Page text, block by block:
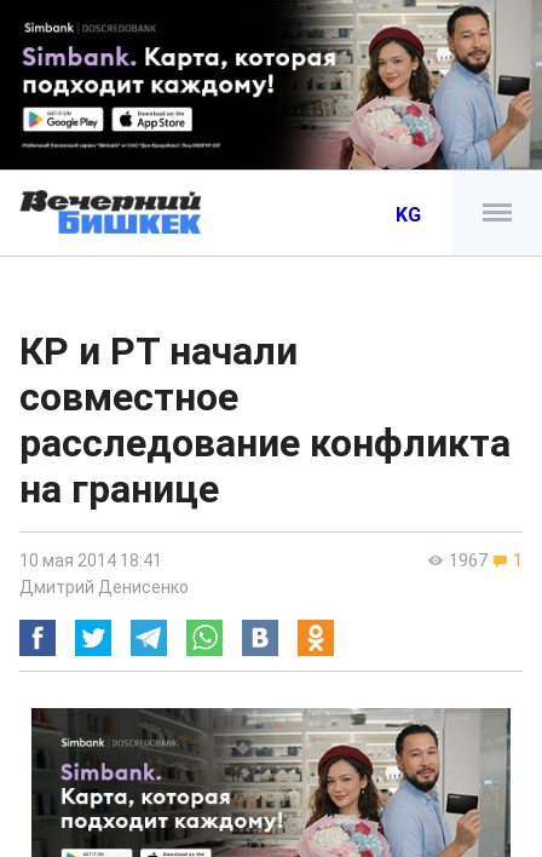
KG
КР и РТ начали
совместное
расследование конфликта
на границе
1967 1
10 мая 2014 18:41
Дмитрий Денисенко